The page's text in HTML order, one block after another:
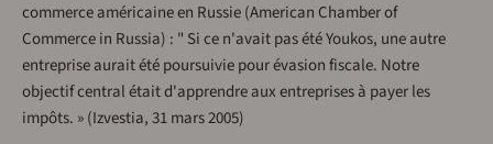
commerce américaine en Russie (American Chamber of
Commerce in Russia) : " Si ce n'avait pas été Youkos, une autre
entreprise aurait été poursuivie pour évasion fiscale. Notre
objectif central était d'apprendre aux entreprises à payer les
impôts. » (Izvestia, 31 mars 2005)